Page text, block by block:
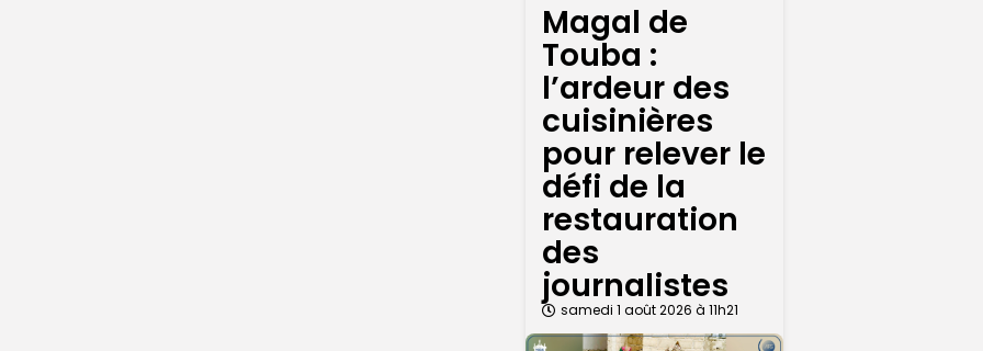
Magal de
Touba :
l’ardeur des
cuisinières
pour relever le
défi de la
restauration
des
journalistes
samedi 1 août 2026 à 11h21